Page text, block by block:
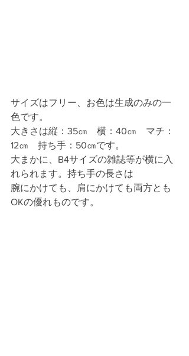
サイズはフリー、お色は生成のみの一
色です。
大きさは縦：35㎝　横：40㎝　マチ：
12㎝　持ち手：50㎝です。
大まかに、B4サイズの雑誌等が横に入
れられます。持ち手の長さは
腕にかけても、肩にかけても両方とも
OKの優れものです。